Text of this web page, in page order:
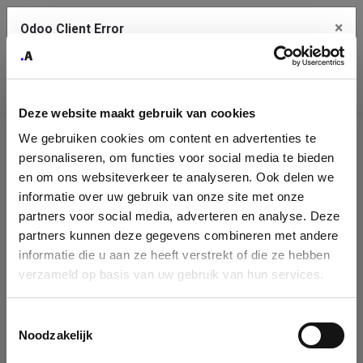
Deze website maakt gebruik van cookies
We gebruiken cookies om content en advertenties te
personaliseren, om functies voor social media te bieden
en om ons websiteverkeer te analyseren. Ook delen we
informatie over uw gebruik van onze site met onze
partners voor social media, adverteren en analyse. Deze
partners kunnen deze gegevens combineren met andere
informatie die u aan ze heeft verstrekt of die ze hebben
verzameld op basis van uw gebruik van hun services.
Noodzakelijk
Company
Identification
Please fill in your company details
You can search a company in our database by name, VAT or
enterprise ID. When a company is selected it will auto-complete the
form. If you don't find your company in our database, you can create
Odoo Client Error ×
service.
See details
Ok